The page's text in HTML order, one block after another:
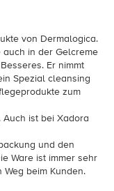
von Dermalogica.
in der Gelcreme
Er nimmt
Spezial cleansing
zum
ist bei Xadora
und den
Ware ist immer sehr
beim Kunden.